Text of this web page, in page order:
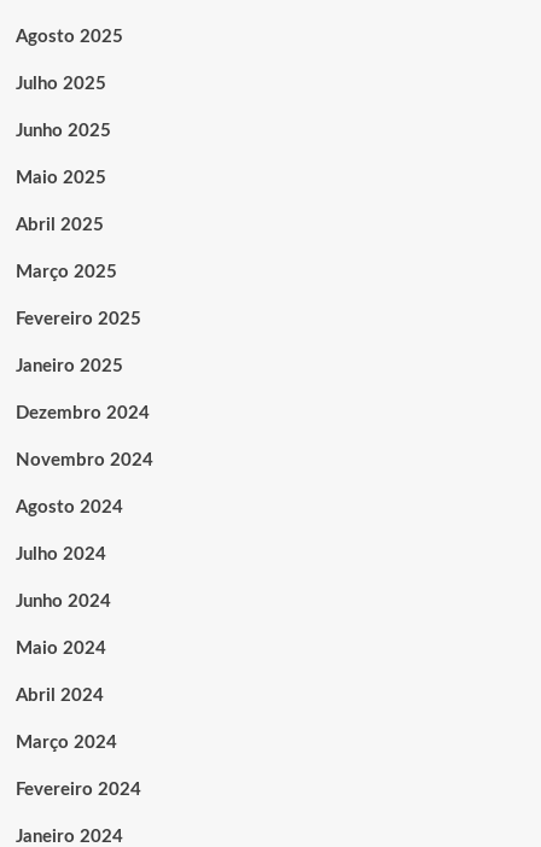
Agosto 2025
Julho 2025
Junho 2025
Maio 2025
Abril 2025
Março 2025
Fevereiro 2025
Janeiro 2025
Dezembro 2024
Novembro 2024
Agosto 2024
Julho 2024
Junho 2024
Maio 2024
Abril 2024
Março 2024
Fevereiro 2024
Janeiro 2024